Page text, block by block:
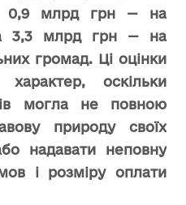
0,9 млрд грн — на
3,3 млрд грн — на
громад. Ці оцінки
оскільки
могла не повною
природу своїх
надавати неповну
і розміру оплати